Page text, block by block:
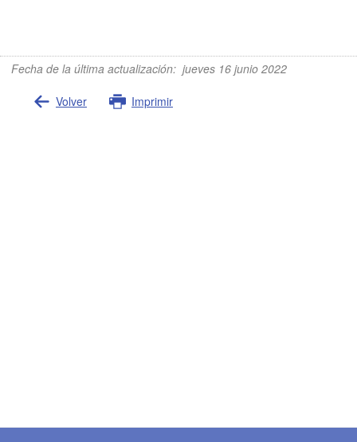
Fecha de la última actualización: jueves 16 junio 2022
Volver Imprimir